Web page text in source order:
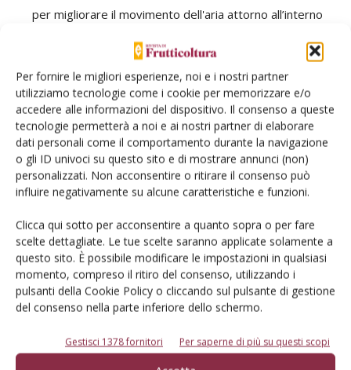
Per fornire le migliori esperienze, noi e i nostri partner
utilizziamo tecnologie come i cookie per memorizzare e/o
accedere alle informazioni del dispositivo. Il consenso a queste
tecnologie permetterà a noi e ai nostri partner di elaborare
dati personali come il comportamento durante la navigazione
o gli ID univoci su questo sito e di mostrare annunci (non)
personalizzati. Non acconsentire o ritirare il consenso può
influire negativamente su alcune caratteristiche e funzioni.
Clicca qui sotto per acconsentire a quanto sopra o per fare
scelte dettagliate. Le tue scelte saranno applicate solamente a
questo sito. È possibile modificare le impostazioni in qualsiasi
momento, compreso il ritiro del consenso, utilizzando i
pulsanti della Cookie Policy o cliccando sul pulsante di gestione
del consenso nella parte inferiore dello schermo.
Gestisci 1378 fornitori Per saperne di più su questi scopi
per migliorare il movimento dell'aria attorno all’interno
gommosi parassitaria
Facebook Twitter
E-magazine
Tecniche, prodotti e servizi dalle aziende